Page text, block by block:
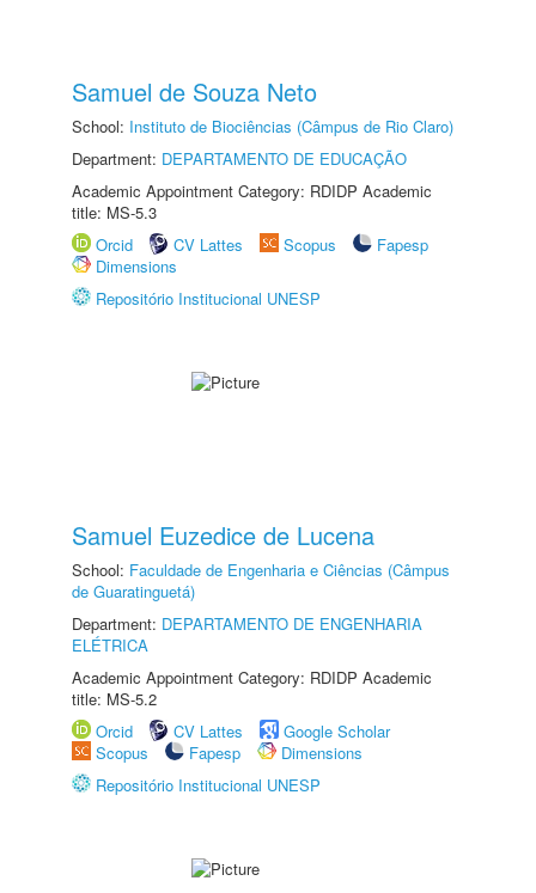
Samuel de Souza Neto
School: Instituto de Biociências (Câmpus de Rio Claro)
Department: DEPARTAMENTO DE EDUCAÇÃO
Academic Appointment Category: RDIDP Academic
title: MS-5.3
Orcid
CV Lattes Scopus
Fapesp
Dimensions
Repositório Institucional UNESP
Samuel Euzedice de Lucena
School: Faculdade de Engenharia e Ciências (Câmpus
de Guaratinguetá)
Department: DEPARTAMENTO DE ENGENHARIA
ELÉTRICA
Academic Appointment Category: RDIDP Academic
title: MS-5.2
Orcid
CV Lattes
Google Scholar
Scopus
Fapesp
Dimensions
Repositório Institucional UNESP